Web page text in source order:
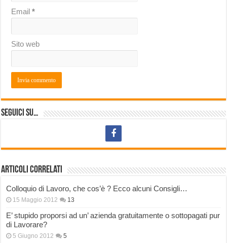
Email*
Sito web
Seguici su…
Articoli correlati
Colloquio di Lavoro, che cos’è ? Ecco alcuni Consigli…
15 Maggio 2012 13
E’ stupido proporsi ad un’ azienda gratuitamente o sottopagati pur
di Lavorare?
5 Giugno 2012 5